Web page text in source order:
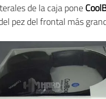
de la caja pone
pez del frontal más